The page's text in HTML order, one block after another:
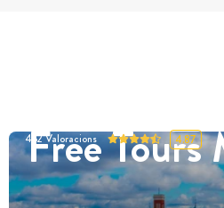
Free Tours
452Valoracions 4.87